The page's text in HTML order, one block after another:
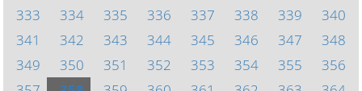
333
334 335 336 337 338 339
340
341
342 343 344 345 346 347
348
349
350 351 352 353 354 355
356